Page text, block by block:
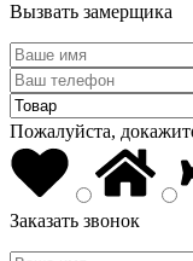
Вызвать замерщика
Пожалуйста,
Заказать звонок